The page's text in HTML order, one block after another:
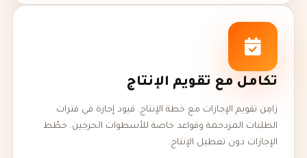
تكامل مع تقويم الإنتاج
زامِن تقويم الإجازات مع خطة الإنتاج. قيود إجازة في فترات
الطلبات المزدحمة وقواعد خاصة للأسطوات الحرجين. خطّط
الإجازات دون تعطيل الإنتاج.